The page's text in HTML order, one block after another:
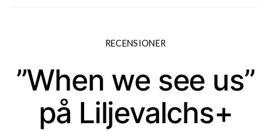
RECENSIONER
”When we see us”
på Liljevalchs+